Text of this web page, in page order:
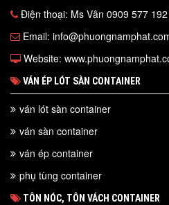
Điện thoại: Ms Vân 0909 577
Email:
Website:
VÁN ÉP LÓT SÀN CONTAINER
ván lót sàn container
ván sàn container
ván ép container
phụ tùng container
TÔN NÓC, TÔN VÁCH CONTAINER